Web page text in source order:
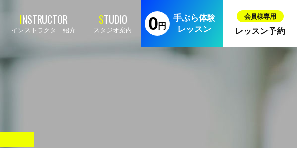
インストラクター紹介 スタジオ案内
手ぶら体験
レッスン
レッスン予約